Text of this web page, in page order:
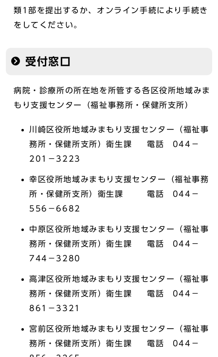
類1部を提出するか、オンライン手続により手続き
をしてください。
受付窓口
病院・診療所の所在地を所管する各区役所地域みま
もり支援センター（福祉事務所・保健所支所）
川崎区役所地域みまもり支援センター（福祉事
務所・保健所支所）衛生課 電話 044－
201－3223
幸区役所地域みまもり支援センター（福祉事務
所・保健所支所）衛生課 電話 044－
556－6682
中原区役所地域みまもり支援センター（福祉事
務所・保健所支所）衛生課 電話 044－
744－3280
高津区役所地域みまもり支援センター（福祉事
務所・保健所支所）衛生課 電話 044－
861－3321
宮前区役所地域みまもり支援センター（福祉事
務所・保健所支所）衛生課 電話 044－